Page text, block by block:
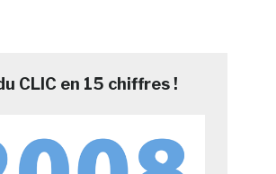
CLIC en 15 chiffres !